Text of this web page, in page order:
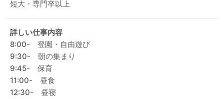
短大・専門卒以上
詳しい仕事内容
8:00- 登園・自由遊び
9:30- 朝の集まり
9:45- 保育
11:00- 昼食
12:30- 昼寝